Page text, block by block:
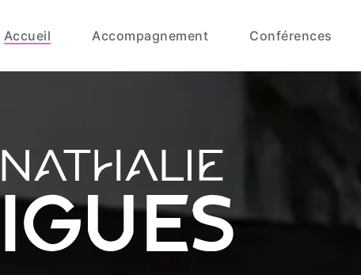
Accueil Accompagnement Conférences